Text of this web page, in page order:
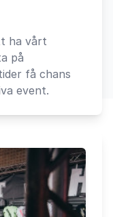
ha vårt
på
få chans
event.